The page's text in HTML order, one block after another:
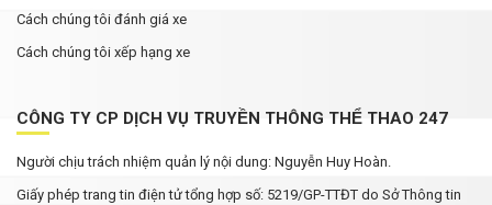
Cách chúng tôi đánh giá xe
Cách chúng tôi xếp hạng xe
CÔNG TY CP DỊCH VỤ TRUYỀN THÔNG THỂ THAO 247
Người chịu trách nhiệm quản lý nội dung: Nguyễn Huy Hoàn.
Giấy phép trang tin điện tử tổng hợp số: 5219/GP-TTĐT do Sở Thông tin